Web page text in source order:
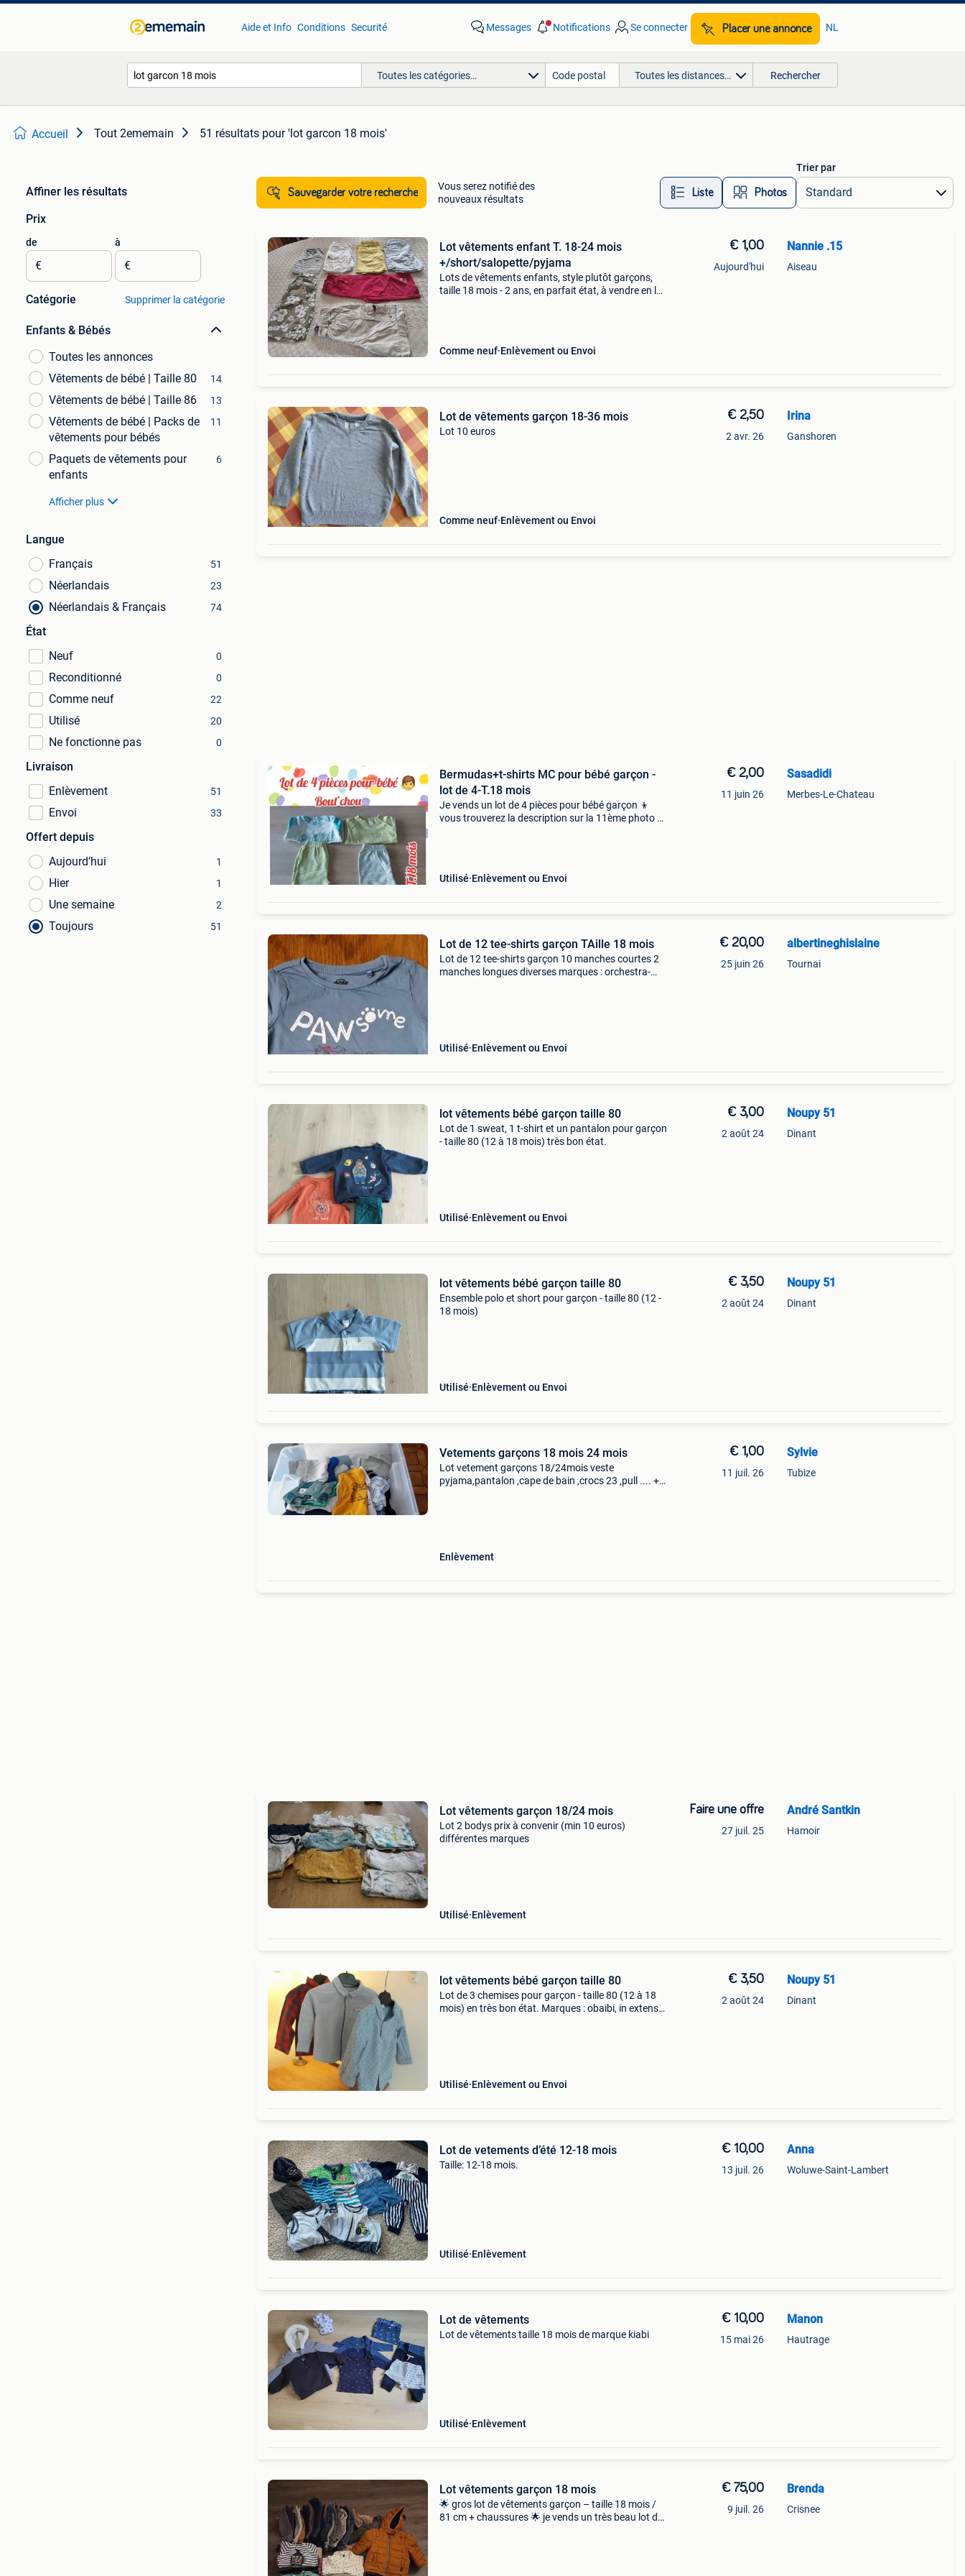
Aide et Info Conditions Securité Messages Notifications Se connecter Placer une annonce NL
Toutes les catégories… Toutes les distances… Rechercher
Accueil Tout 2ememain 51 résultats pour 'lot garcon 18 mois'
Affiner les résultats
Prix
de
€
à
€
Catégorie Supprimer la catégorie
Enfants & Bébés
Toutes les annonces
Vêtements de bébé | Taille 80
14
Vêtements de bébé | Taille 86 13
Vêtements de bébé | Packs de
vêtements pour bébés
11
Paquets de vêtements pour
enfants
6
Afficher plus
Langue
Français
51
Néerlandais 23
Néerlandais & Français 74
État
Neuf
0
Reconditionné 0
Comme neuf 22
Utilisé 20
Ne fonctionne pas 0
Livraison
Enlèvement
51
Envoi 33
Offert depuis
Aujourd’hui
1
Hier 1
Une semaine 2
Toujours 51
Sauvegarder votre recherche
Vous serez notifié des
nouveaux résultats
Liste Photos
Trier par
Lot vêtements enfant T. 18-24 mois
+/short/salopette/pyjama
Lots de vêtements enfants, style plutôt garçons,
taille 18 mois - 2 ans, en parfait état, à vendre en lot
Comme neuf Enlèvement ou Envoi
€ 1,00
Aujourd'hui
Nannie .15
Aiseau
Lot de vêtements garçon 18-36 mois
Lot 10 euros
Comme neuf Enlèvement ou Envoi
€ 2,50
2 avr. 26
Irina
Ganshoren
Bermudas+t-shirts MC pour bébé garçon -
lot de 4-T.18 mois
Je vends un lot de 4 pièces pour bébé garçon 👦
vous trouverez la description sur la 11ème photo 📷
Utilisé Enlèvement ou Envoi
€ 2,00
11 juin 26
Sasadidi
Merbes-Le-Chateau
Lot de 12 tee-shirts garçon TAille 18 mois
Lot de 12 tee-shirts garçon 10 manches courtes 2
manches longues diverses marques : orchestra-
Utilisé Enlèvement ou Envoi
€ 20,00
25 juin 26
albertineghislaine
Tournai
lot vêtements bébé garçon taille 80
Lot de 1 sweat, 1 t-shirt et un pantalon pour garçon
- taille 80 (12 à 18 mois) très bon état.
Utilisé Enlèvement ou Envoi
€ 3,00
2 août 24
Noupy 51
Dinant
lot vêtements bébé garçon taille 80
Ensemble polo et short pour garçon - taille 80 (12 -
18 mois)
Utilisé Enlèvement ou Envoi
€ 3,50
2 août 24
Noupy 51
Dinant
Vetements garçons 18 mois 24 mois
Lot vetement garçons 18/24mois veste
pyjama,pantalon ,cape de bain ,crocs 23 ,pull .... +-
Enlèvement
€ 1,00
11 juil. 26
Sylvie
Tubize
Lot vêtements garçon 18/24 mois
Lot 2 bodys prix à convenir (min 10 euros)
différentes marques
Utilisé Enlèvement
Faire une offre
27 juil. 25
André Santkin
Hamoir
lot vêtements bébé garçon taille 80
Lot de 3 chemises pour garçon - taille 80 (12 à 18
mois) en très bon état. Marques : obaibi, in extenso
Utilisé Enlèvement ou Envoi
€ 3,50
2 août 24
Noupy 51
Dinant
Lot de vetements d’été 12-18 mois
Taille: 12-18 mois.
Utilisé Enlèvement
€ 10,00
13 juil. 26
Anna
Woluwe-Saint-Lambert
Lot de vêtements
Lot de vêtements taille 18 mois de marque kiabi
Utilisé Enlèvement
€ 10,00
15 mai 26
Manon
Hautrage
Lot vêtements garçon 18 mois
🌟 gros lot de vêtements garçon – taille 18 mois /
81 cm + chaussures 🌟 je vends un très beau lot de
€ 75,00
9 juil. 26
Brenda
Crisnee